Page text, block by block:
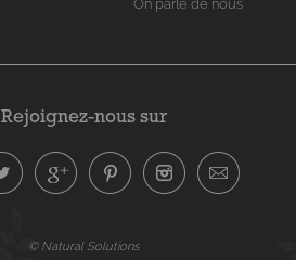
On parle de nous
Rejoignez-nous sur
© Natural Solutions